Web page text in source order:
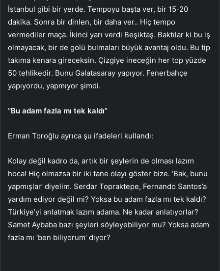
İstanbul gibi bir yerde. Tempoyu başta ver, bir 15-20
dakika. Sonra bir dinlen, bir daha ver.. Hiç tempo
vermediler maça. İkinci yarı verdi Beşiktaş. Baktılar ki bu iş
olmayacak, bir de golü bulmaları büyük avantaj oldu. Bu tip
takıma kenara gireceksin. Çizgiye ineceğin her top yüzde
50 tehlikedir. Bunu Galatasaray yapıyor. Fenerbahçe
yapıyordu, yapmıyor şimdi.
“Bu adam fazla mı tek kaldı”
Erman Toroğlu ayrıca şu ifadeleri kullandı:
Kolay değil kadro da, artık bir şeylerin de olması lazım
hoca! Hiç olmazsa bir iki tane olayı göster bize. ‘Bak, bunu
yapmışlar’ diyelim. Serdar Topraktepe, Fernando Santos’a
yardım ediyor değil mi? Yoksa bu adam fazla mı tek kaldı?
Türkiye’yi anlatmak lazım adama. Ne kadar anlatıyorlar?
Samet Aybaba bazı şeyleri söyleyebiliyor mu? Yoksa adam
fazla mı ‘ben biliyorum’ diyor?